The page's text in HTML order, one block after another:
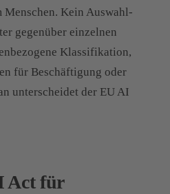
Kein Auswahl-
gegenüber einzelnen
Klassifikation,
für Beschäftigung oder
unterscheidet der EU AI
Act für